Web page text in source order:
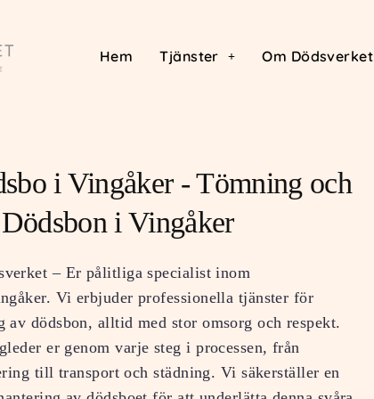
Hem Tjänster Om Dödsverket
i Vingåker - Tömning och
i Vingåker
– Er pålitliga specialist inom
Vi erbjuder professionella tjänster för
av dödsbon, alltid med stor omsorg och respekt.
er genom varje steg i processen, från
till transport och städning. Vi säkerställer en